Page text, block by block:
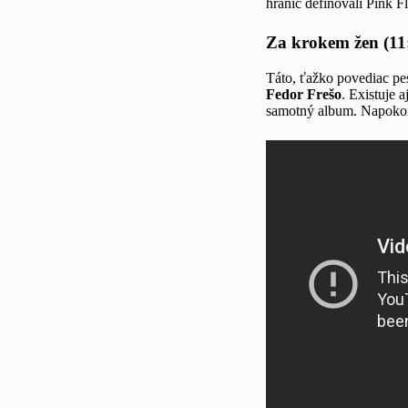
Za krokem žen
Táto, ťažko povediac
Fedor Frešo. Existuje
samotný album.